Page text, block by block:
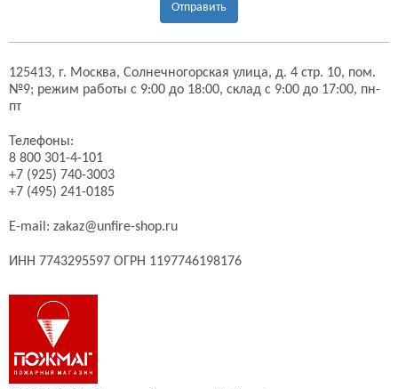
Отправить
125413, г. Москва, Солнечногорская улица, д. 4 стр. 10, пом.
№9; режим работы с 9:00 до 18:00, склад с 9:00 до 17:00, пн-
пт
Телефоны:
8 800 301-4-101
+7 (925) 740-3003
+7 (495) 241-0185
E-mail: zakaz@unfire-shop.ru
ИНН 7743295597 ОГРН 1197746198176